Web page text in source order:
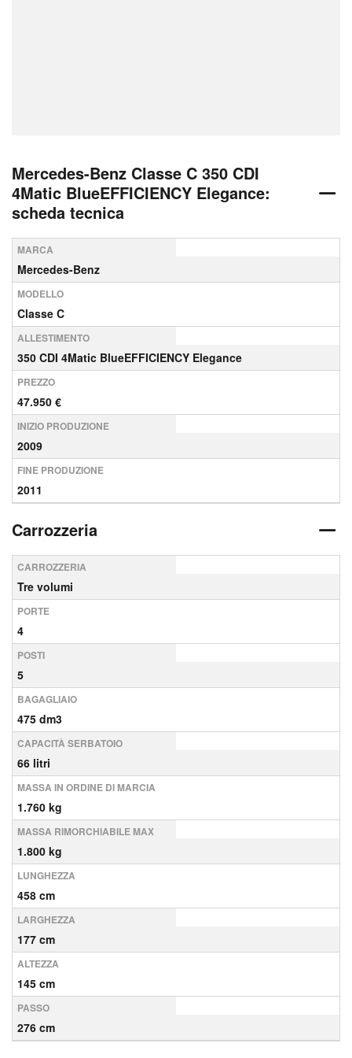
Mercedes-Benz Classe C 350 CDI
4Matic BlueEFFICIENCY Elegance:
scheda tecnica
MARCA
Mercedes-Benz
MODELLO
Classe C
ALLESTIMENTO
350 CDI 4Matic BlueEFFICIENCY Elegance
PREZZO
47.950 €
INIZIO PRODUZIONE
2009
FINE PRODUZIONE
2011
Carrozzeria
CARROZZERIA
Tre volumi
PORTE
4
POSTI
5
BAGAGLIAIO
475 dm3
CAPACITÀ SERBATOIO
66 litri
MASSA IN ORDINE DI MARCIA
1.760 kg
MASSA RIMORCHIABILE MAX
1.800 kg
LUNGHEZZA
458 cm
LARGHEZZA
177 cm
ALTEZZA
145 cm
PASSO
276 cm